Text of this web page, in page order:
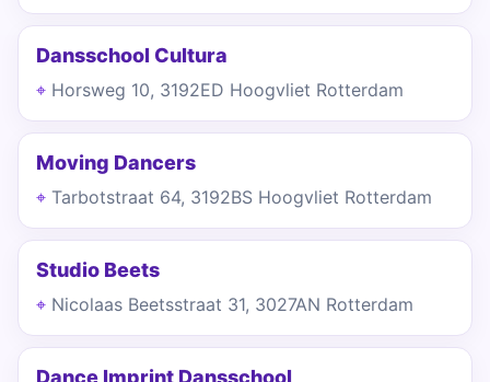
Dansschool Cultura
Horsweg 10, 3192ED Hoogvliet Rotterdam
Moving Dancers
Tarbotstraat 64, 3192BS Hoogvliet Rotterdam
Studio Beets
Nicolaas Beetsstraat 31, 3027AN Rotterdam
Dance Imprint Dansschool